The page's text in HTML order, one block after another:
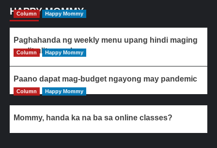
HAPPY MOMMY
Column Happy Mommy
Paghahanda ng weekly menu upang hindi maging
paulit-ulit ang ulam
Column Happy Mommy
Paano dapat mag-budget ngayong may pandemic
Column Happy Mommy
Mommy, handa ka na ba sa online classes?